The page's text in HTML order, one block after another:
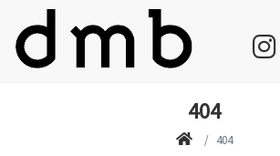
404
404